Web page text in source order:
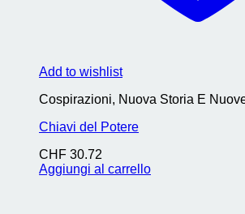
Add to wishlist
Cospirazioni, Nuova Storia E
Chiavi del Potere
CHF 30.72
Aggiungi al carrello